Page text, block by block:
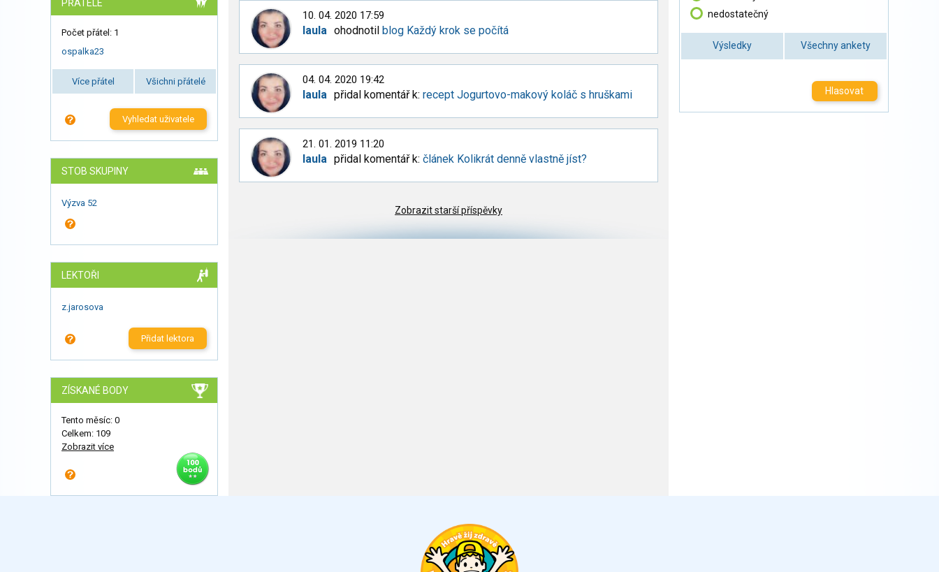
PŘÁTELÉ
Počet přátel: 1
ospalka23
Více přátel Všichni přátelé
Vyhledat uživatele
STOB SKUPINY
Výzva 52
LEKTOŘI
z.jarosova
Přidat lektora
ZÍSKANÉ BODY
Tento měsíc: 0
Celkem: 109
Zobrazit více
10. 04. 2020 17:59
laula ohodnotilblog Každý krok se počítá
04. 04. 2020 19:42
laula přidal komentář k:recept Jogurtovo-makový koláč s hruškami
21. 01. 2019 11:20
laula přidal komentář k:článek Kolikrát denně vlastně jíst?
Zobrazit starší příspěvky
nedostatečný
Výsledky Všechny ankety
Hlasovat